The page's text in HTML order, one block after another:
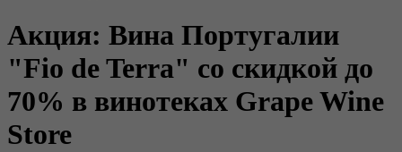
Акция: Вина Португалии
"Fio de Terra" со скидкой до
70% в винотеках Grape Wine
Store